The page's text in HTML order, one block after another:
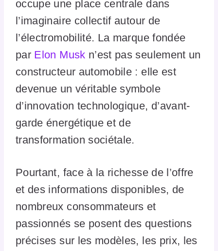
occupe une place centrale dans
l’imaginaire collectif autour de
l’électromobilité. La marque fondée
par Elon Musk n’est pas seulement un
constructeur automobile : elle est
devenue un véritable symbole
d’innovation technologique, d’avant-
garde énergétique et de
transformation sociétale.
Pourtant, face à la richesse de l’offre
et des informations disponibles, de
nombreux consommateurs et
passionnés se posent des questions
précises sur les modèles, les prix, les